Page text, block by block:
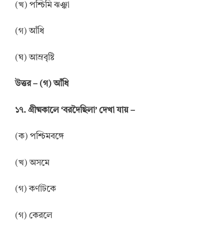
(খ) পশ্চিমি ঝঞ্ঝা
(গ) আঁধি
(ঘ) আম্রবৃষ্টি
উত্তর– (গ) আঁধি
১৭. গ্রীষ্মকালে ‘বরদৈছিলা’ দেখা যায় –
(ক) পশ্চিমবঙ্গে
(খ) অসমে
(গ) কর্ণাটকে
(গ) কেরলে